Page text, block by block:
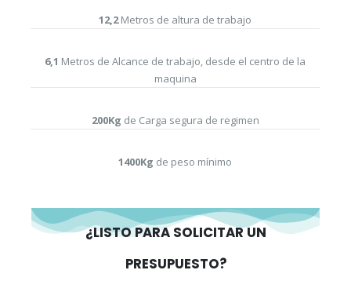
12,2Metros de altura de trabajo
6,1 Metros de Alcance de trabajo, desde el centro de la
maquina
200Kg de Carga segura de regimen
1400Kg de peso mínimo
¿LISTO PARA SOLICITAR UN
PRESUPUESTO?